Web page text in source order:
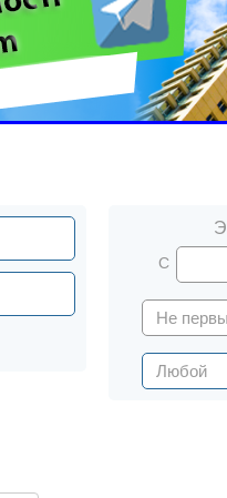
С